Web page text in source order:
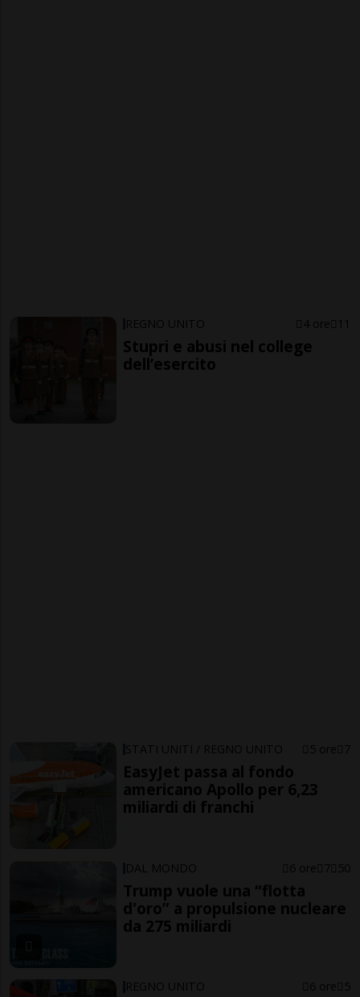
REGNO UNITO 4 ore 11
Stupri e abusi nel college
dell’esercito
STATI UNITI / REGNO UNITO 5 ore 7
EasyJet passa al fondo
americano Apollo per 6,23
miliardi di franchi
DAL MONDO 6 ore 7 50
Trump vuole una “flotta
d'oro” a propulsione nucleare
da 275 miliardi
REGNO UNITO 6 ore 5